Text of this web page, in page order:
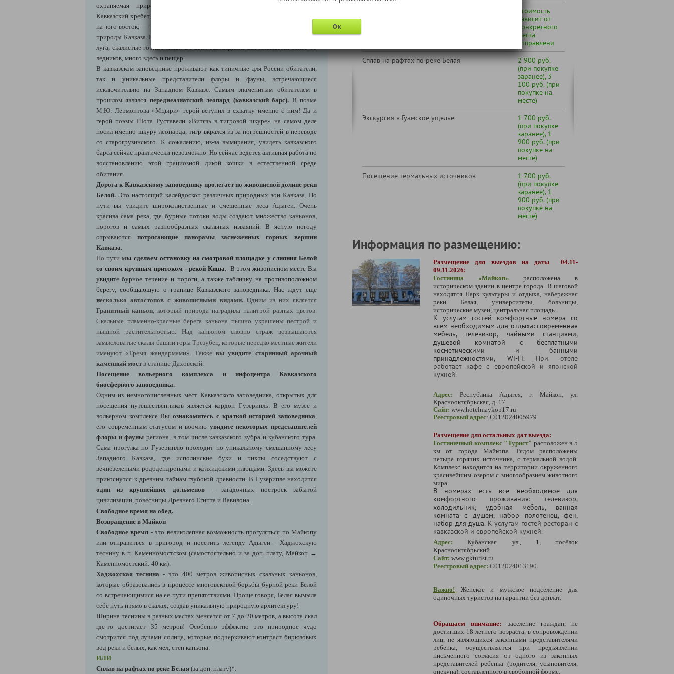
охраняемая природная территория на Северном Кавказе. Главный
Кавказский хребет, который растянулся на сотни километров с северо-запада
на юго-восток, — сердце Кавказского заповедника. Царство первозданной
природы Кавказа. Его территорию покрывают девственные леса, альпийские
луга, скалистые горные пики. Во всем заповеднике насчитывается более 60
ледников, много здесь и пещер.
В кавказском заповеднике проживают как типичные для России обитатели,
так и уникальные представители флоры и фауны, встречающиеся
исключительно на Западном Кавказе. Самым знаменитым обитателем в
прошлом являлся переднеазиатский леопард (кавказский барс). В поэме
М.Ю. Лермонтова «Мцыри» герой вступил в схватку именно с ним! Да и
герой поэмы Шота Руставели «Витязь в тигровой шкуре» на самом деле
носил именно шкуру леопарда, тигр вкрался из-за погрешностей в переводе
со старогрузинского. К сожалению, из-за вымирания, увидеть кавказского
барса сейчас практически невозможно. Но сейчас ведется активная работа по
восстановлению этой грациозной дикой кошки в естественной среде
обитания.
Дорога к Кавказскому заповеднику пролегает по живописной долине реки
Белой. Это настоящий калейдоскоп различных природных зон Кавказа. По
пути вы увидите широколиственные и смешенные леса Адыгеи. Очень
красива сама река, где бурные потоки воды создают множество каньонов,
порогов и самых разнообразных скальных изваяний. В ясную погоду
отрываются потрясающие панорамы заснеженных горных вершин
Кавказа.
По путимы сделаем остановку на смотровой площадке у слияния Белой
со своим крупным притоком - рекой Киша . В этом живописном месте Вы
увидите бурное течение и пороги, а такжетабличку на противоположном
берегу, сообщающую о границе Кавказского заповедника. Нас ждут еще
несколько автостопов с живописными видами.Одним из них является
Гранитный каньон, который природа наградила палитрой разных цветов.
Скальные пламенно-красные берега каньона пышно украшены пестрой и
пышной растительностью. Над каньоном словно страж возвышаются
замысловатые скалы-башни горы Трезубец, которые нередко местные жители
именуют «Тремя жандармами». Такжевы увидите старинный арочный
каменный мост в станице Даховской.
Посещение вольерного комплекса и инфоцентра Кавказского
биосферного заповедника.
Одним из немногочисленных мест Кавказского заповедника, открытых для
посещения путешественников является кордон Гузерипль. В его музее и
вольерном комплексе Выознакомитесь с краткой историей заповедника
его современным статусом и воочию увидите некоторых представителей
флоры и фауны региона, в том числе кавказского зубра и кубанского тура.
Сама прогулка по Гузериплю проходит по уникальному смешанному лесу
Западного Кавказа, где исполинские буки и пихты соседствуют с
вечнозелеными рододендронами и колхидскими плющами. Здесь вы можете
прикоснутся к древним тайнам глубокой древности. В Гузерипле находится
один из крупнейших дольменов – загадочных построек забытой
цивилизации, ровесницы Древнего Египта и Вавилона.
Свободное время на обед.
Возвращение в Майкоп
Свободное время - это великолепная возможность прогуляться по Майкопу
или отправиться в пригород и посетить легенду Адыгеи - Хаджохскую
теснину в п. Каменномостском (самостоятельно и за доп. плату, Майкоп →
Каменномостский: 40 км).
Хаджохская теснина - это 400 метров живописных скальных каньонов,
которые образовались в процессе многовековой борьбы бурной реки Белой
со встречающимися на ее пути препятствиями. Проще говоря, Белая вымыла
себе путь прямо в скалах, создав уникальную природную архитектуру!
Ширина теснины в разных местах меняется от 7 до 20 метров, а высота скал
где-то достигает 35 метров! Особенно эффектно это природное чудо
смотрится под лучами солнца, которые подчеркивают контраст бирюзовых
вод реки и белых, как мел, стен каньона.
ИЛИ
Сплав на рафтах по реке Белая (за доп. плату)*.
Стоимость
зависит от
конкретного
места
отправлени
Сплав на рафтах по реке Белая
2 900 руб.
(при покупке
заранее), 3
100 руб. (при
покупке на
месте)
Экскурсия в Гуамское ущелье
1 700 руб.
(при покупке
заранее), 1
900 руб. (при
покупке на
месте)
Посещение термальных источников
1 700 руб.
(при покупке
заранее), 1
900 руб. (при
покупке на
месте)
Информация по размещению:
Размещение для выездов на даты 04.11-
09.11.2026:
Гостиница «Майкоп» расположена в
историческом здании в центре города. В шаговой
находятся Парк культуры и отдыха, набережная
реки Белая, университеты, больницы,
исторические музеи, центральная площадь.
К услугам гостей комфортные номера со
всем необходимым для отдыха: современная
мебель, телевизор, чайными станциями,
душевой комнатой с бесплатными
косметическими и банными
принадлежностями, Wi-Fi. При отеле
работает кафе с европейской и японской
кухней.
Адрес: Республика Адыгея, г. Майкоп, ул.
Краснооктябрьская, д. 17
Сайт: www.hotelmaykop17.ru
Реестровый адрес: С012024005979
Размещение для остальных дат выезда:
Гостиничный комплекс "Турист" расположен в 5
км от города Майкопа. Рядом расположены
четыре горячих источника, с термальной водой.
Комплекс находится на территории окруженного
красивейшим озером с многообразием животного
мира.
В номерах есть все необходимое для
комфортного проживания: телевизор,
холодильник, удобная мебель, ванная
комната с душем, набор полотенец, фен,
набор для душа. К услугам гостей ресторан с
кавказской и европейской кухней.
Адрес: Кубанская ул., 1, посёлок
Краснооктябрьский
Сайт: www. gkturist.ru
Реестровый адрес: С012024013190
Важно!
Женское и мужское подселение для
одиночных туристов на гарантии без доплат.
Обращаем внимание: заселение граждан, не
достигших 18-летнего возраста, в сопровождении
лиц, не являющихся законными представителями
ребенка, осуществляется при предъявлении
письменного согласия от одного из законных
представителей ребенка (родителя, усыновителя,
опекуна), составленного в свободной форме.
Ок